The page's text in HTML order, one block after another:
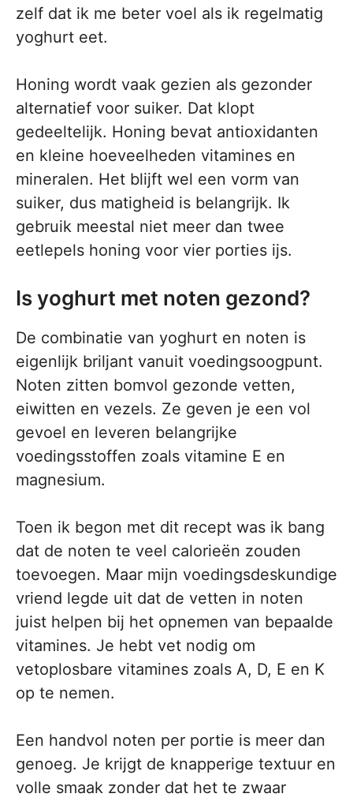
zelf dat ik me beter voel als ik regelmatig
yoghurt eet.
Honing wordt vaak gezien als gezonder
alternatief voor suiker. Dat klopt
gedeeltelijk. Honing bevat antioxidanten
en kleine hoeveelheden vitamines en
mineralen. Het blijft wel een vorm van
suiker, dus matigheid is belangrijk. Ik
gebruik meestal niet meer dan twee
eetlepels honing voor vier porties ijs.
Is yoghurt met noten gezond?
De combinatie van yoghurt en noten is
eigenlijk briljant vanuit voedingsoogpunt.
Noten zitten bomvol gezonde vetten,
eiwitten en vezels. Ze geven je een vol
gevoel en leveren belangrijke
voedingsstoffen zoals vitamine E en
magnesium.
Toen ik begon met dit recept was ik bang
dat de noten te veel calorieën zouden
toevoegen. Maar mijn voedingsdeskundige
vriend legde uit dat de vetten in noten
juist helpen bij het opnemen van bepaalde
vitamines. Je hebt vet nodig om
vetoplosbare vitamines zoals A, D, E en K
op te nemen.
Een handvol noten per portie is meer dan
genoeg. Je krijgt de knapperige textuur en
volle smaak zonder dat het te zwaar